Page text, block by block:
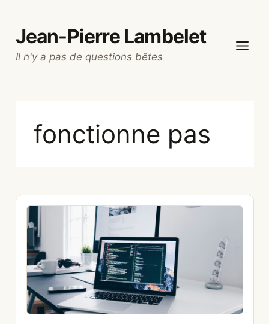
contenu
Jean-Pierre Lambelet
Il n'y a pas de questions bêtes
fonctionne pas